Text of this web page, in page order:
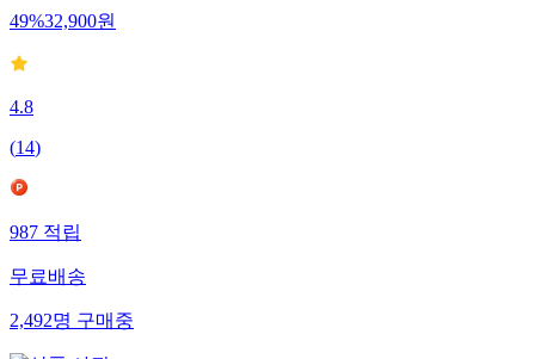
49%32,900원
4.8
(14)
987 적립
무료배송
2,492명 구매중